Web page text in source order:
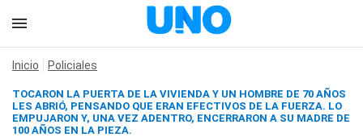
Inicio Policiales
TOCARON LA PUERTA DE LA VIVIENDA Y UN HOMBRE DE 70 AÑOS
LES ABRIÓ, PENSANDO QUE ERAN EFECTIVOS DE LA FUERZA. LO
EMPUJARON Y, UNA VEZ ADENTRO, ENCERRARON A SU MADRE DE
100 AÑOS EN LA PIEZA.